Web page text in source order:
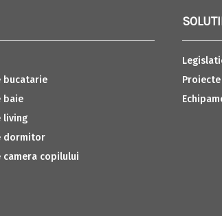
bucatarie
baie
living
dormitor
camera copilului